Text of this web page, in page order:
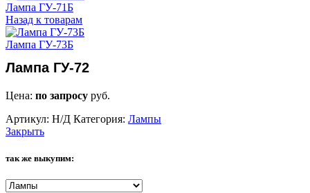
Лампа ГУ-71Б
Назад к товарам
Лампа ГУ-73Б
Лампа ГУ-72
Цена: по запросу руб.
Артикул: Н/Д Категория: Лампы
Закрыть
так же выкупим: